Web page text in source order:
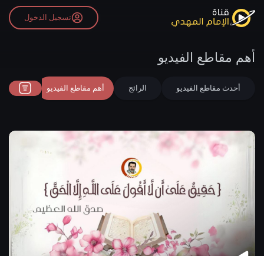
تسجيل الدخول
أهم مقاطع الفيديو
أحدث مقاطع الفيديو الرائج أهم مقاطع الفيديو